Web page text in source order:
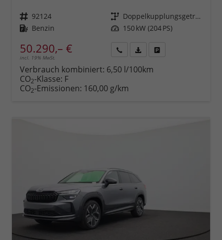
Fahrzeugnr. 92124 Getriebe
Doppelkupplungsgetriebe (DSG)
Kraftstoff Benzin Leistung 150 kW (204 PS)
50.290,– €
incl. 19% MwSt.
anfordern
Datei,
Verbrauch kombiniert: 6,50 l/100km
CO2-Klasse: F
CO2-Emissionen: 160,00 g/km